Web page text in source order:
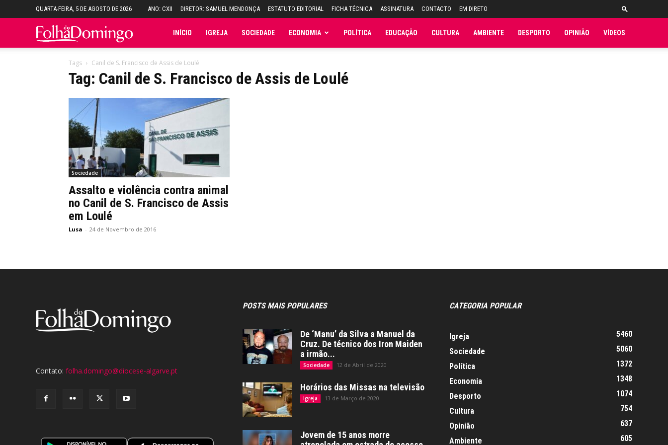
QUARTA-FEIRA, 5 DE AGOSTO DE 2026 ANO: CXII DIRETOR: SAMUEL MENDONÇA ESTATUTO EDITORIAL FICHA TÉCNICA ASSINATURA CONTACTO EM DIRETO
Folha
do
INÍCIO IGREJA SOCIEDADE ECONOMIA POLÍTICA EDUCAÇÃO CULTURA AMBIENTE DESPORTO OPINIÃO VÍDEOS
Tags Canil de S. Francisco de Assis de Loulé
Tag: Canil de S. Francisco de Assis de Loulé
Sociedade
Assalto e violência contra animal
no Canil de S. Francisco de Assis
em Loulé
Lusa - 24 de Novembro de 2016
Contato: folha.domingo@diocese-algarve.pt
POSTS MAIS POPULARES
De ‘Manu’ da Silva a Manuel da
Cruz. De técnico dos Iron Maiden
a irmão...
Sociedade 12 de Abril de 2020
Horários das Missas na televisão
Igreja 13 de Março de 2020
Jovem de 15 anos morre
CATEGORIA POPULAR
Igreja
5460
Sociedade
5060
Política
1372
Economia
1348
Desporto
1074
Cultura
754
Opinião
637
Ambiente
605